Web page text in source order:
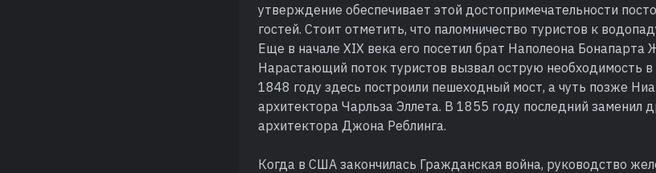
утверждение обеспечивает этой достопримечательности
гостей. Стоит отметить, что паломничество туристов к
Еще в начале XIX века его посетил брат Наполеона Бонапарта
Нарастающий поток туристов вызвал острую необходимость в
1848 году здесь построили пешеходный мост, а чуть позже
архитектора Чарльза Эллета. В 1855 году последний заменил
архитектора Джона Реблинга.
Когда в США закончилась Гражданская война, руководство